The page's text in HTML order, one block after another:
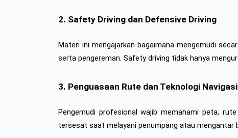
2. Safety Driving dan Defensive Driving
Materi ini mengajarkan bagaimana mengemudi
serta pengereman. Safety driving tidak hanya
3. Penguasaan Rute dan Teknologi Navigasi
Pengemudi profesional wajib memahami peta,
tersesat saat melayani penumpang atau mengantar